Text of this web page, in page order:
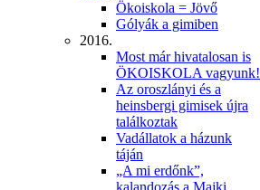
Ökoiskola = Jövő
Gólyák a gimiben
2016.
Most már hivatalosan is
ÖKOISKOLA vagyunk!
Az oroszlányi és a
heinsbergi gimisek újra
találkoztak
Vadállatok a házunk
táján
„A mi erdőnk”,